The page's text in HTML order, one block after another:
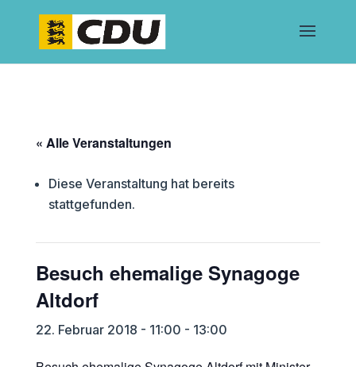
« Alle Veranstaltungen
Diese Veranstaltung hat bereits
stattgefunden.
Besuch ehemalige Synagoge
Altdorf
22. Februar 2018 - 11:00 - 13:00